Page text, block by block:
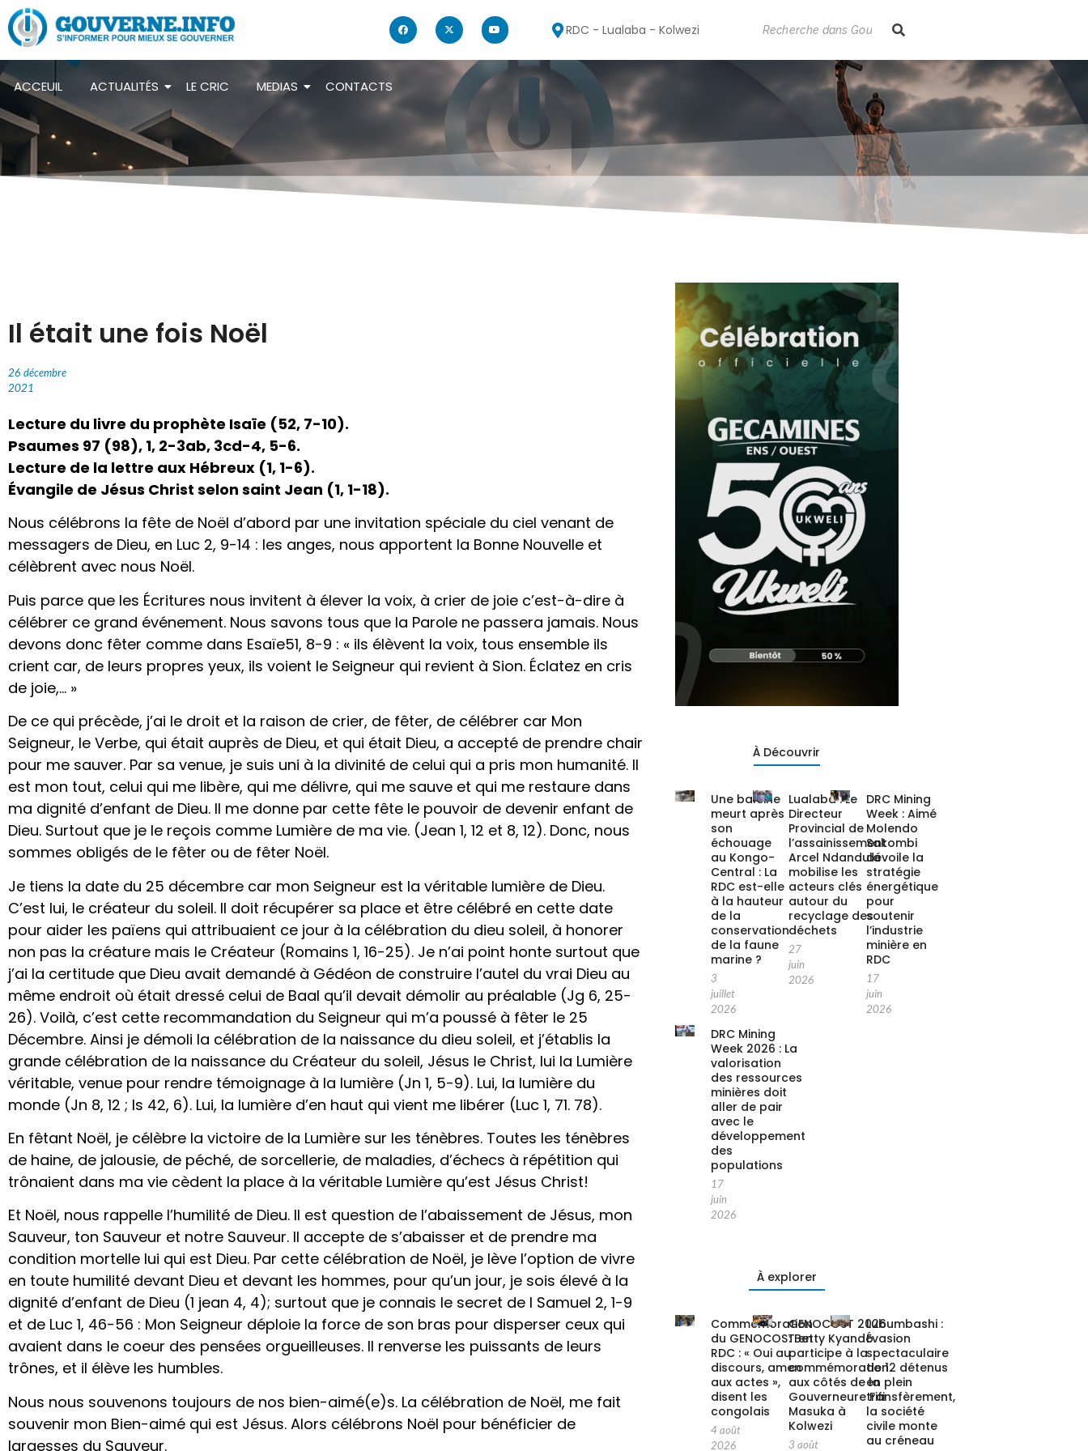
RDC - Lualaba - Kolwezi
ACCEUIL ACTUALITÉS LE CRIC MEDIAS CONTACTS
Il était une fois Noël
26 décembre
2021
Lecture du livre du prophète Isaïe (52, 7-10).
Psaumes 97 (98), 1, 2-3ab, 3cd-4, 5-6.
Lecture de la lettre aux Hébreux (1, 1-6).
Évangile de Jésus Christ selon saint Jean (1, 1-18).
Nous célébrons la fête de Noël d’abord par une invitation spéciale du ciel venant de
messagers de Dieu, en Luc 2, 9-14 : les anges, nous apportent la Bonne Nouvelle et
célèbrent avec nous Noël.
Puis parce que les Écritures nous invitent à élever la voix, à crier de joie c’est-à-dire à
célébrer ce grand événement. Nous savons tous que la Parole ne passera jamais. Nous
devons donc fêter comme dans Esaïe51, 8-9 : « ils élèvent la voix, tous ensemble ils
crient car, de leurs propres yeux, ils voient le Seigneur qui revient à Sion. Éclatez en cris
de joie,… »
De ce qui précède, j’ai le droit et la raison de crier, de fêter, de célébrer car Mon
Seigneur, le Verbe, qui était auprès de Dieu, et qui était Dieu, a accepté de prendre chair
pour me sauver. Par sa venue, je suis uni à la divinité de celui qui a pris mon humanité. Il
est mon tout, celui qui me libère, qui me délivre, qui me sauve et qui me restaure dans
ma dignité d’enfant de Dieu. Il me donne par cette fête le pouvoir de devenir enfant de
Dieu. Surtout que je le reçois comme Lumière de ma vie. (Jean 1, 12 et 8, 12). Donc, nous
sommes obligés de le fêter ou de fêter Noël.
Je tiens la date du 25 décembre car mon Seigneur est la véritable lumière de Dieu.
C’est lui, le créateur du soleil. Il doit récupérer sa place et être célébré en cette date
pour aider les païens qui attribuaient ce jour à la célébration du dieu soleil, à honorer
non pas la créature mais le Créateur (Romains 1, 16-25). Je n’ai point honte surtout que
j’ai la certitude que Dieu avait demandé à Gédéon de construire l’autel du vrai Dieu au
même endroit où était dressé celui de Baal qu’il devait démolir au préalable (Jg 6, 25-
26). Voilà, c’est cette recommandation du Seigneur qui m’a poussé à fêter le 25
Décembre. Ainsi je démoli la célébration de la naissance du dieu soleil, et j’établis la
grande célébration de la naissance du Créateur du soleil, Jésus le Christ, lui la Lumière
véritable, venue pour rendre témoignage à la lumière (Jn 1, 5-9). Lui, la lumière du
monde (Jn 8, 12 ; Is 42, 6). Lui, la lumière d’en haut qui vient me libérer (Luc 1, 71. 78).
En fêtant Noël, je célèbre la victoire de la Lumière sur les ténèbres. Toutes les ténèbres
de haine, de jalousie, de péché, de sorcellerie, de maladies, d’échecs à répétition qui
trônaient dans ma vie cèdent la place à la véritable Lumière qu’est Jésus Christ!
Et Noël, nous rappelle l’humilité de Dieu. Il est question de l’abaissement de Jésus, mon
Sauveur, ton Sauveur et notre Sauveur. Il accepte de s’abaisser et de prendre ma
condition mortelle lui qui est Dieu. Par cette célébration de Noël, je lève l’option de vivre
en toute humilité devant Dieu et devant les hommes, pour qu’un jour, je sois élevé à la
dignité d’enfant de Dieu (1 jean 4, 4); surtout que je connais le secret de I Samuel 2, 1-9
et de Luc 1, 46-56 : Mon Seigneur déploie la force de son bras pour disperser ceux qui
avaient dans le coeur des pensées orgueilleuses. Il renverse les puissants de leurs
trônes, et il élève les humbles.
Nous nous souvenons toujours de nos bien-aimé(e)s. La célébration de Noël, me fait
souvenir mon Bien-aimé qui est Jésus. Alors célébrons Noël pour bénéficier de
largesses du Sauveur.
À Découvrir
Une baleine
meurt après
son
échouage
au Kongo-
Central : La
RDC est-elle
à la hauteur
de la
conservation
de la faune
marine ?
3
juillet
2026
Lualaba : Le
Directeur
Provincial de
l’assainissement
Arcel Ndandula
mobilise les
acteurs clés
autour du
recyclage des
déchets
27
juin
2026
DRC Mining
Week : Aimé
Molendo
Sakombi
dévoile la
stratégie
énergétique
pour
soutenir
l’industrie
minière en
RDC
17
juin
2026
DRC Mining
Week 2026 : La
valorisation
des ressources
minières doit
aller de pair
avec le
développement
des
populations
17
juin
2026
À explorer
Commémoration
du GENOCOST en
RDC : « Oui au
discours, amen
aux actes »,
disent les
congolais
4 août
2026
GENOCOST 2026
: Betty Kyando
participe à la
commémoration
aux côtés de la
Gouverneure Fifi
Masuka à
Kolwezi
3 août
Lubumbashi :
Évasion
spectaculaire
de 12 détenus
en plein
transfèrement,
la société
civile monte
au créneau